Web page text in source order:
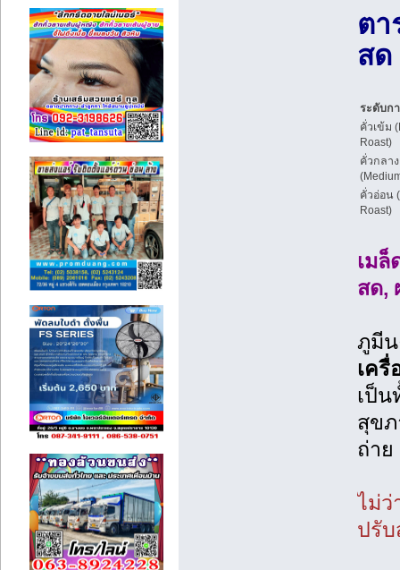
ตา
สด
ระดับก
คั่วเข้ม
Roast)
คั่วกลาง
คั่วอ่อน
Roast)
เม
สด,
ภูมี
เค
เป็
สุข
ถ่าย
ไม่ว่
ปรับ